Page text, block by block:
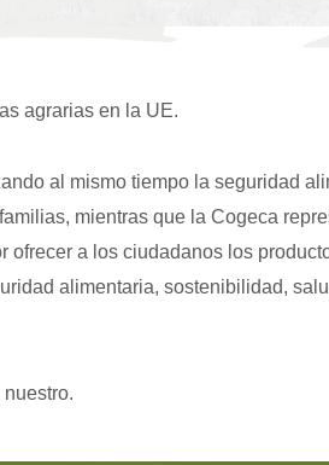
agrarias en la UE.
al mismo tiempo la seguridad
mientras que la Cogeca
ofrecer a los ciudadanos los
alimentaria, sostenibilidad,